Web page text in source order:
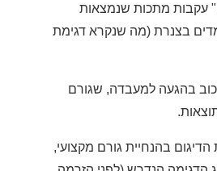
עקבות מתכות שנמצאות
בצנרת (מה שנקרא דגימת
בהגעה למעבדה, שגורם
בהנחיית גורם מקצועי,